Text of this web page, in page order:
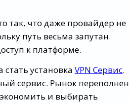
так, что даже провайдер не
путь весьма запутан.
к платформе.
установка VPN Сервис.
сервис. Рынок переполнен
и выбирать